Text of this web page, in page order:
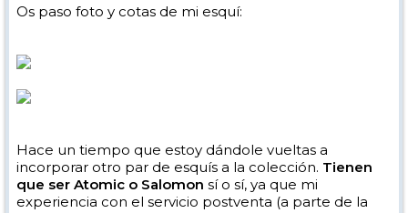
Os paso foto y cotas de mi esquí:
Hace un tiempo que estoy dándole vueltas a
incorporar otro par de esquís a la colección. Tienen
que ser Atomic o Salomon sí o sí, ya que mi
experiencia con el servicio postventa (a parte de la